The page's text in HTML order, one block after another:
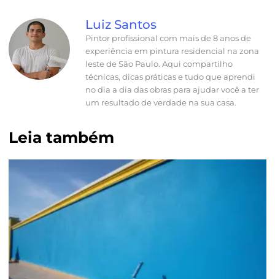
Luiz Santos
Pintor profissional com mais de 8 anos de
experiência em pintura residencial na zona
leste de São Paulo. Aqui compartilho
técnicas, dicas práticas e tudo que aprendi
no dia a dia das obras para ajudar você a ter
um resultado de verdade na sua casa.
Leia também